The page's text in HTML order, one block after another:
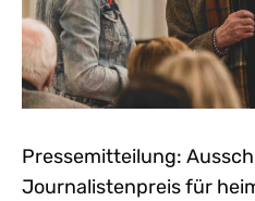
Pressemitteilung:
Journalistenpreis für